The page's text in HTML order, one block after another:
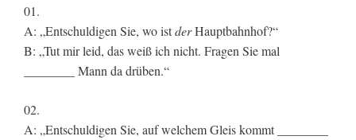
01.
A: „Entschuldigen Sie, wo istderHauptbahnhof?“
B: „Tut mir leid, das weiß ich nicht. Fragen Sie mal
________ Mann da drüben.“
02.
A: „Entschuldigen Sie, auf welchem Gleis kommt ________